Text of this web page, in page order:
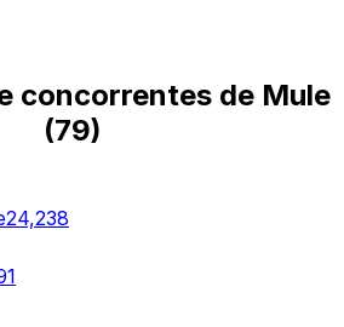
concorrentes de Mule
(79)
24,238